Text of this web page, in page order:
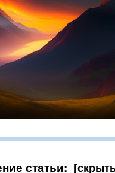
Интеграции
Контакты
О нас
Инструкции
статьи: